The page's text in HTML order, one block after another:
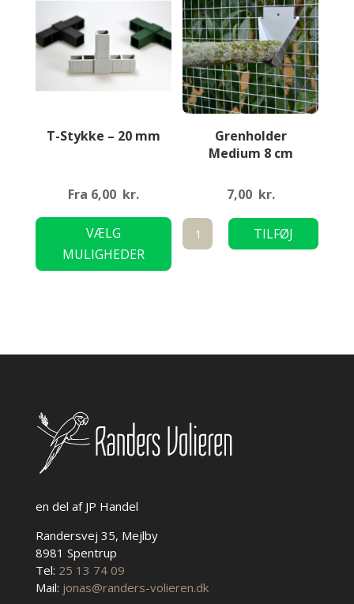
vælges
på
varesiden
på
T-Stykke – 20 mm
Fra 6,00 kr.
VÆLG
MULIGHEDER
Dette
vælges
Grenholder
Medium 8 cm
7,00 kr.
Grenholder
Medium
TILFØJ
TIL KURV
en del af JP Handel
Randersvej 35, Mejlby
8981 Spentrup
Tel: 25 13 74 09
Mail: jonas@randers-volieren.dk